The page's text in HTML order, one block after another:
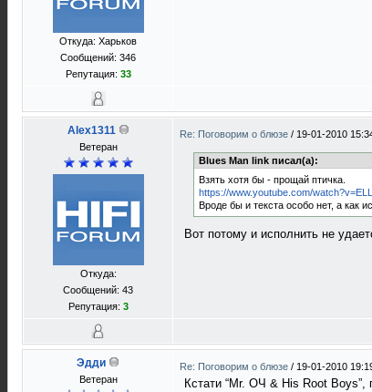
Откуда: Харьков
Сообщений: 346
Репутация: 33
Alex1311
Ветеран
Откуда:
Сообщений: 43
Репутация: 3
Re: Поговорим о блюзе / 19-01-2010
Blues Man link писал(а):
Взять хотя бы - прощай птичка.
https://www.youtube.com/
Вроде бы и текста особо нет, а как
Вот потому и исполнить не
Эдди
Ветеран
Re: Поговорим о блюзе / 19-01-2010
Кстати “Mr. ОЧ & His Root